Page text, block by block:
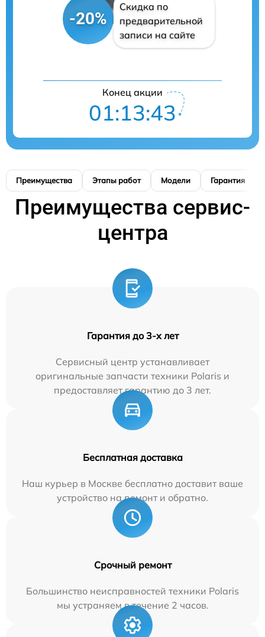
-20%
Скидка по
предварительной
записи на сайте
Конец акции
01:13:42
Преимущества Этапы работ Модели Гарантия
Преимущества сервис-
центра
Гарантия до 3-х лет
Сервисный центр устанавливает
оригинальные запчасти техники Polaris и
предоставляет гарантию до 3 лет.
Бесплатная доставка
Наш курьер в Москве бесплатно доставит ваше
устройство на ремонт и обратно.
Срочный ремонт
Большинство неисправностей техники Polaris
мы устраняем в течение 2 часов.